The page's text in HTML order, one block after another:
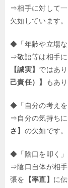
⇒相手に対して
欠如しています。
◆「年齢や立場な
⇒敬語等は相手
【誠実】 ではあ
己責任）】
もあ
◆「自分の考えを
⇒自分の気持ち
さ】 の欠如です。
◆「陰口を叩く」
⇒陰口自体が相
張を
【率直】 に